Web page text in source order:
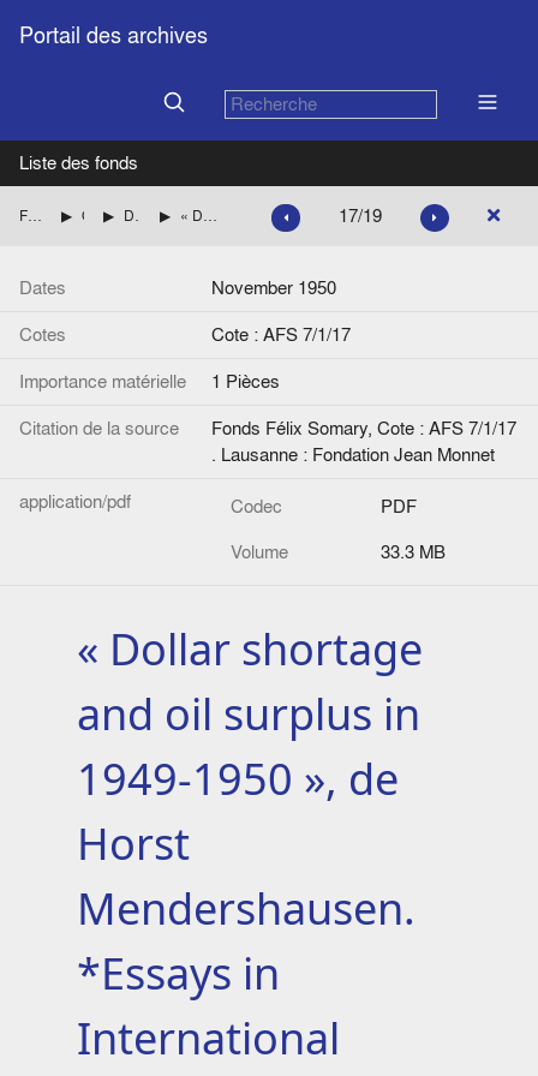
Portail des archives
Liste des fonds
Fonds Félix Somary Questions économiques Doctrines économiques, 1866-1952 « Dollar shortage and oil surplus in 1949-1950 », de Horst Mendershausen. *Essays in International Finance* 17/19
Dates
November 1950
Cotes
Cote : AFS 7/1/17
Importance matérielle
1 Pièces
Citation de la source
Fonds Félix Somary, Cote : AFS 7/1/17
. Lausanne : Fondation Jean Monnet
application/pdf
Codec
PDF
Volume
33.3 MB
« Dollar shortage
and oil surplus in
1949-1950 », de
Horst
Mendershausen.
*Essays in
International